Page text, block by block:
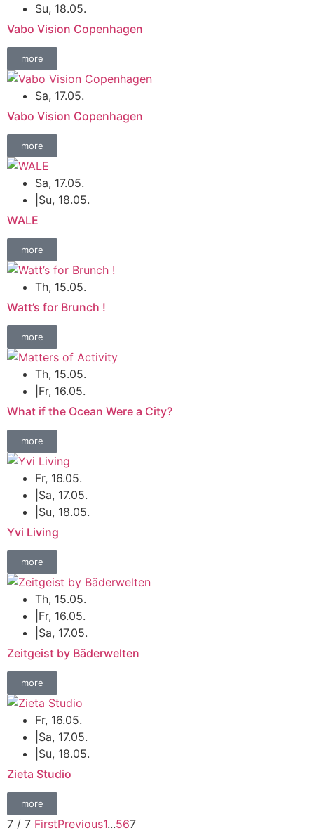
Su, 18.05.
Vabo Vision Copenhagen
more
Sa, 17.05.
Vabo Vision Copenhagen
more
Sa, 17.05.
Su, 18.05.
WALE
more
Th, 15.05.
Watt’s for Brunch !
more
Th, 15.05.
Fr, 16.05.
What if the Ocean Were a City?
more
Fr, 16.05.
Sa, 17.05.
Su, 18.05.
Yvi Living
more
Th, 15.05.
Fr, 16.05.
Sa, 17.05.
Zeitgeist by Bäderwelten
more
Fr, 16.05.
Sa, 17.05.
Su, 18.05.
Zieta Studio
more
7 / 7 FirstPrevious1...567